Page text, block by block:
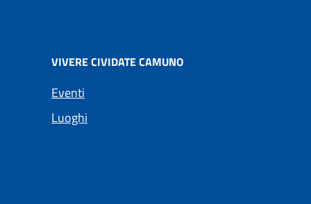
VIVERE CIVIDATE CAMUNO
Eventi
Luoghi